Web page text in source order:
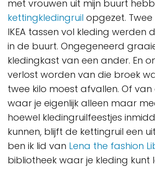
met vrouwen uit mijn buurt
kettingkledingruil opgezet.
IKEA tassen vol kleding werden
in de buurt. Ongegeneerd
kledingkast van een ander. En
verlost worden van die broek
twee kilo moest afvallen. Of van
waar je eigenlijk alleen maar
hoewel kledingruilfeestjes
kunnen, blijft de kettingruil een
ben ik lid van Lena the fashion
bibliotheek waar je kleding kunt